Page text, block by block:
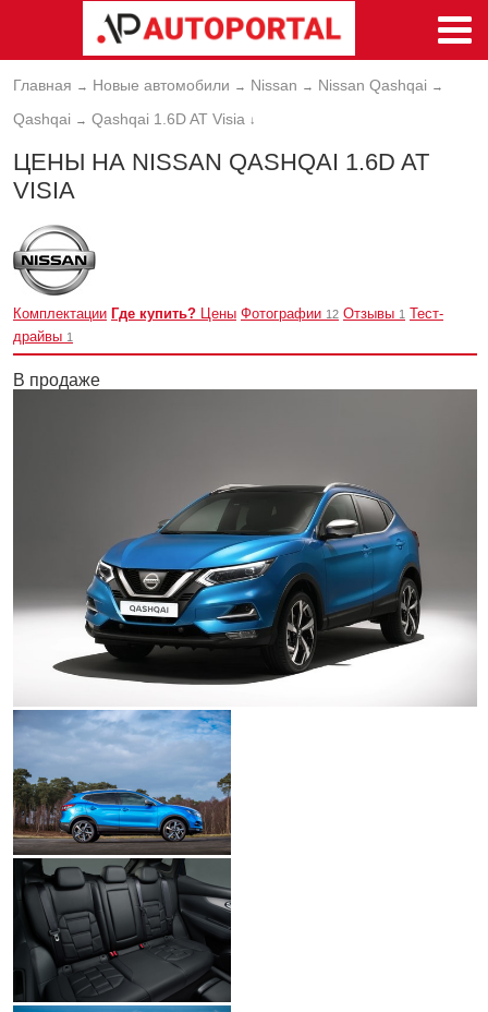
Главная → Новые автомобили → Nissan → Nissan Qashqai →
Qashqai → Qashqai 1.6D AT Visia ↓
ЦЕНЫ НА NISSAN QASHQAI 1.6D AT
VISIA
Комплектации Где купить? Цены Фотографии 12 Отзывы 1 Тест-
драйвы 1
В продаже